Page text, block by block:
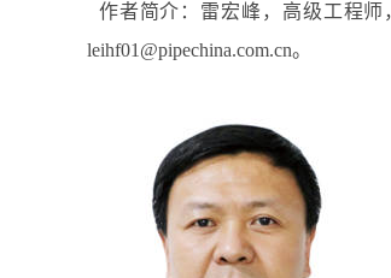
作者简介：雷宏峰，高级工程师
leihf01@pipechina.com.cn。